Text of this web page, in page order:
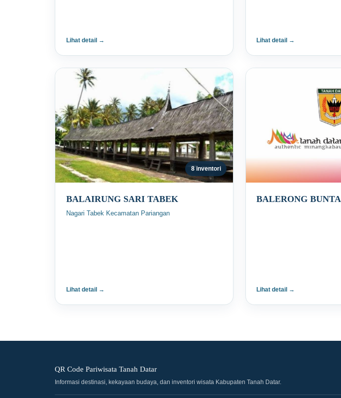
Lihat detail → Lihat detail →
8 inventori
BALAIRUNG SARI TABEK
Nagari Tabek Kecamatan Pariangan
Lihat detail →
BALERONG BUNTA
Lihat detail →
QR Code Pariwisata Tanah Datar
Informasi destinasi, kekayaan budaya, dan inventori wisata Kabupaten Tanah Datar.